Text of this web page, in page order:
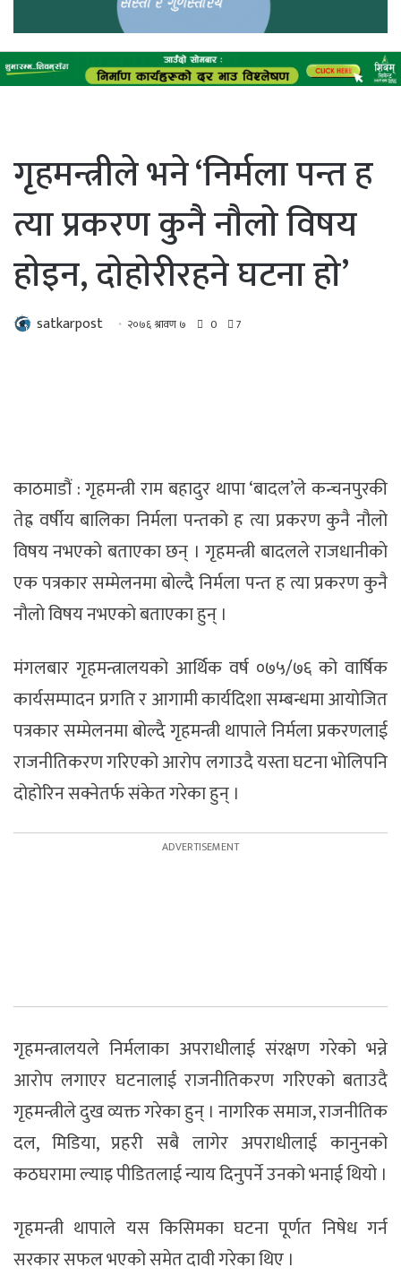
गृहमन्त्रीले भने ‘निर्मला पन्त ह
त्या प्रकरण कुनै नाैलाे विषय
हाेइन, दाेहाेरीरहने घटना हाे’
satkarpost २०७६ श्रावण ७ 0 7
काठमाडौं : गृहमन्त्री राम बहादुर थापा ‘बादल’ले कन्चनपुरकी
तेह्र वर्षीय बालिका निर्मला पन्तको ह त्या प्रकरण कुनै नौलो
विषय नभएको बताएका छन् । गृहमन्त्री बादलले राजधानीकाे
एक पत्रकार सम्मेलनमा बाेल्दै निर्मला पन्त ह त्या प्रकरण कुनै
नाैलाे विषय नभएकाे बताएका हुन् ।
मंगलबार गृहमन्त्रालयको आर्थिक वर्ष ०७५/७६ को वार्षिक
कार्यसम्पादन प्रगति र आगामी कार्यदिशा सम्बन्धमा आयोजित
पत्रकार सम्मेलनमा बोल्दै गृहमन्त्री थापाले निर्मला प्रकरणलाई
राजनीतिकरण गरिएको आरोप लगाउदै यस्ता घटना भोलिपनि
दोहोरिन सक्नेतर्फ संकेत गरेका हुन् ।
गृहमन्त्रालयले निर्मलाका अपराधीलाई संरक्षण गरेको भन्ने
आरोप लगाएर घटनालाई राजनीतिकरण गरिएको बताउदै
गृहमन्त्रीले दुख व्यक्त गरेका हुन् । नागरिक समाज, राजनीतिक
दल, मिडिया, प्रहरी सबै लागेर अपराधीलाई कानुनको
कठघरामा ल्याइ पीडितलाई न्याय दिनुपर्ने उनको भनाई थियो ।
गृहमन्त्री थापाले यस किसिमका घटना पूर्णत निषेध गर्न
सरकार सफल भएको समेत दावी गरेका थिए ।